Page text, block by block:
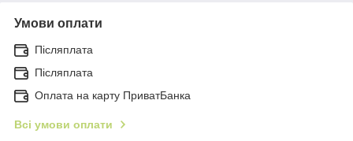
Умови оплати
Післяплата
Післяплата
Оплата на карту ПриватБанка
Всі умови оплати